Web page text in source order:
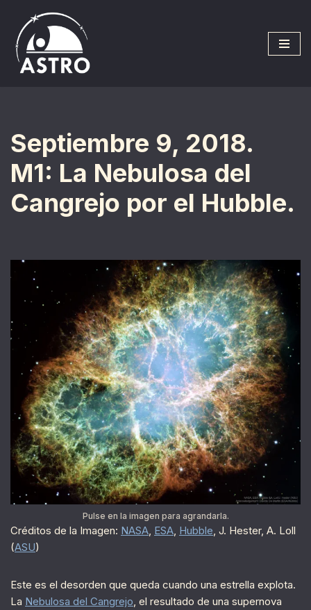
Saltar
al
contenido
Septiembre 9, 2018.
M1: La Nebulosa del
Cangrejo por el Hubble.
Pulse en la imagen para agrandarla.
Créditos de la Imagen: NASA ESA Hubble , J. Hester, A. Loll
(ASU)
Este es el desorden que queda cuando una estrella explota.
La Nebulosa del Cangrejo , el resultado de una supernova